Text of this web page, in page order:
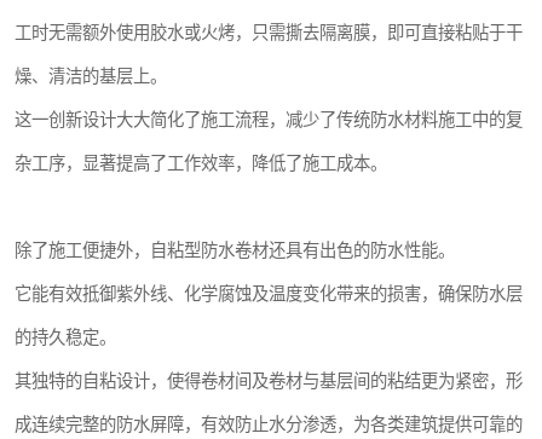
工时无需额外使用胶水或火烤，只需撕去隔离膜，即可直接粘贴于干
燥、清洁的基层上。
这一创新设计大大简化了施工流程，减少了传统防水材料施工中的复
杂工序，显著提高了工作效率，降低了施工成本。
除了施工便捷外，自粘型防水卷材还具有出色的防水性能。
它能有效抵御紫外线、化学腐蚀及温度变化带来的损害，确保防水层
的持久稳定。
其独特的自粘设计，使得卷材间及卷材与基层间的粘结更为紧密，形
成连续完整的防水屏障，有效防止水分渗透，为各类建筑提供可靠的